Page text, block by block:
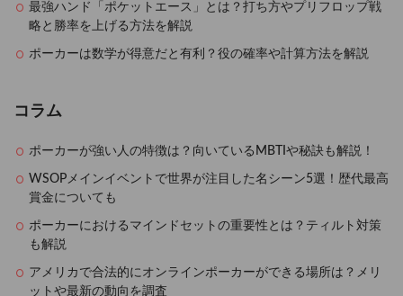
最強ハンド「ポケットエース」とは？打ち方やプリフロップ戦
略と勝率を上げる方法を解説
ポーカーは数学が得意だと有利？役の確率や計算方法を解説
コラム
ポーカーが強い人の特徴は？向いているMBTIや秘訣も解説！
WSOPメインイベントで世界が注目した名シーン5選！歴代最高
賞金についても
ポーカーにおけるマインドセットの重要性とは？ティルト対策
も解説
アメリカで合法的にオンラインポーカーができる場所は？メリ
ットや最新の動向を調査